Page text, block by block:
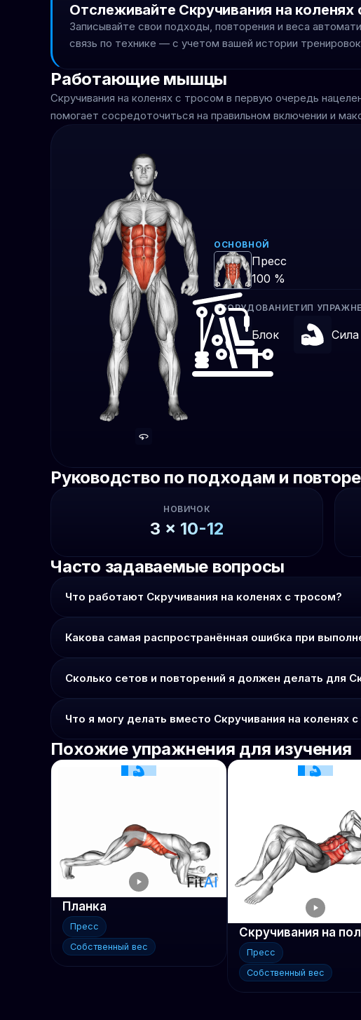
Отслеживайте Скручивания на коленях
Записывайте свои подходы, повторения и веса
связь по технике — с учетом вашей истории
Работающие мышцы
Скручивания на коленях с тросом в первую очередь
помогает сосредоточиться на правильном включении и
ОСНОВНОЙ
Пресс
100 %
ОБОРУДОВАНИЕ
Блок
ТИП
Сила
Руководство по подходам и
НОВИЧОК
3 x 10-12
Часто задаваемые вопросы
Что работают Скручивания на коленях с тросом?
Какова самая распространённая ошибка при
Сколько сетов и повторений я должен делать для
Что я могу делать вместо Скручивания на коленях
Похожие упражнения для изучения
Планка
Пресс
Собственный вес
Скручивания на
Пресс
Собственный вес